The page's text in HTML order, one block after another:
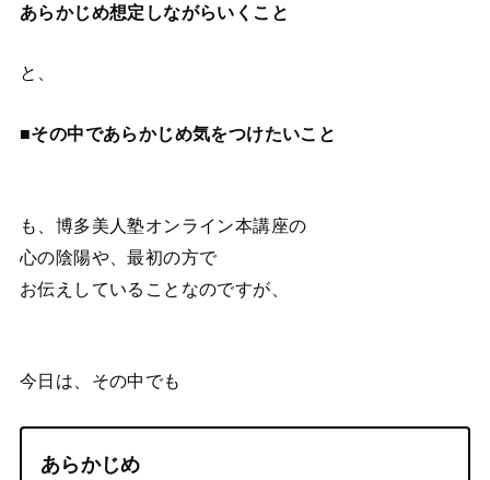
あらかじめ想定しながらいくこと
と、
■その中であらかじめ気をつけたいこと
も、博多美人塾オンライン本講座の
心の陰陽や、最初の方で
お伝えしていることなのですが、
今日は、その中でも
あらかじめ